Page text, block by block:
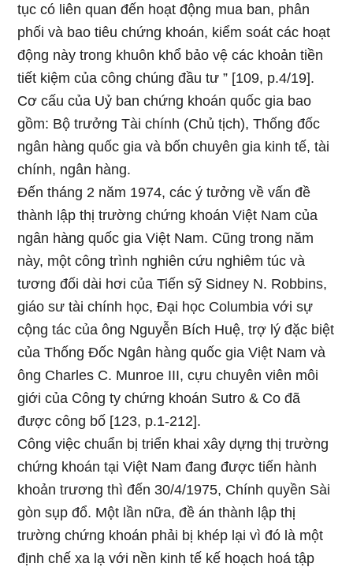
tục có liên quan đến hoạt động mua ban, phân
phối và bao tiêu chứng khoán, kiểm soát các hoạt
động này trong khuôn khổ bảo vệ các khoản tiền
tiết kiệm của công chúng đầu tư ” [109, p.4/19].
Cơ cấu của Uỷ ban chứng khoán quốc gia bao
gồm: Bộ trưởng Tài chính (Chủ tịch), Thống đốc
ngân hàng quốc gia và bốn chuyên gia kinh tế, tài
chính, ngân hàng.
Đến tháng 2 năm 1974, các ý tưởng về vấn đề
thành lập thị trường chứng khoán Việt Nam của
ngân hàng quốc gia Việt Nam. Cũng trong năm
này, một công trình nghiên cứu nghiêm túc và
tương đối dài hơi của Tiến sỹ Sidney N. Robbins,
giáo sư tài chính học, Đại học Columbia với sự
cộng tác của ông Nguyễn Bích Huệ, trợ lý đặc biệt
của Thống Đốc Ngân hàng quốc gia Việt Nam và
ông Charles C. Munroe III, cựu chuyên viên môi
giới của Công ty chứng khoán Sutro & Co đã
được công bố [123, p.1-212].
Công việc chuẩn bị triển khai xây dựng thị trường
chứng khoán tại Việt Nam đang được tiến hành
khoản trương thì đến 30/4/1975, Chính quyền Sài
gòn sụp đổ. Một lần nữa, đề án thành lập thị
trường chứng khoán phải bị khép lại vì đó là một
định chế xa lạ với nền kinh tế kế hoạch hoá tập